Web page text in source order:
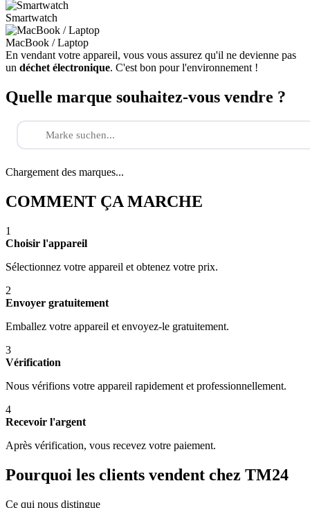
Smartwatch
MacBook / Laptop
En vendant votre appareil, vous vous assurez qu'il ne devienne pas
un déchet électronique. C'est bon pour l'environnement !
Quelle marque souhaitez-vous vendre ?
Chargement des marques...
COMMENT ÇA MARCHE
1
Choisir l'appareil
Sélectionnez votre appareil et obtenez votre prix.
2
Envoyer gratuitement
Emballez votre appareil et envoyez-le gratuitement.
3
Vérification
Nous vérifions votre appareil rapidement et professionnellement.
4
Recevoir l'argent
Après vérification, vous recevez votre paiement.
Pourquoi les clients vendent chez TM24
Ce qui nous distingue